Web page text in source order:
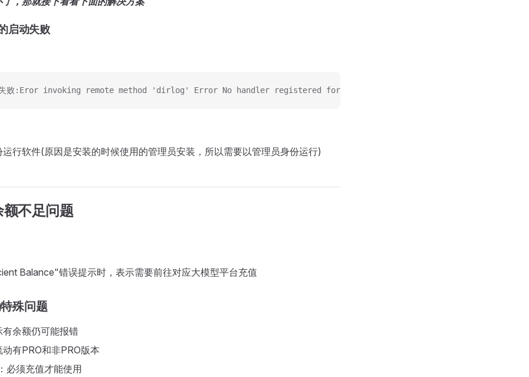
启动失败
失败:Eror invoking remote method 'dirlog' Error No handler registered for 'dir log'
运行软件(原因是安装的时候使用的管理员安装，所以需要以管理员身份运行)
不足问题
Balance"错误提示时，表示需要前往对应大模型平台充值
殊问题
有余额仍可能报错
有PRO和非PRO版本
必须充值才能使用